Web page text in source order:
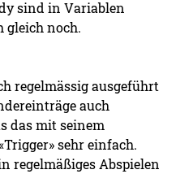
sind in Variablen
gleich noch.
regelmässig ausgeführt
auch
das mit seinem
sehr einfach.
regelmäßiges Abspielen